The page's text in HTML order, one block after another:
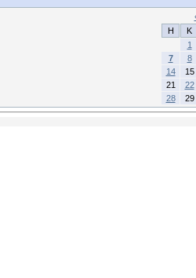
H
K
1
7
8
14
15
21
22
28
29